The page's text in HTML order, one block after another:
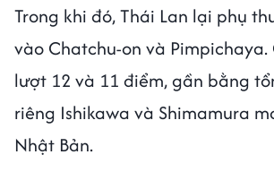
Trong khi đó, Thái Lan lại phụ
vào Chatchu-on và
lượt 12 và 11 điểm, gần bằng
riêng Ishikawa và Shimamura
Nhật Bản.